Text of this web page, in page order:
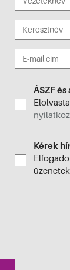
ÁSZF
Kérek